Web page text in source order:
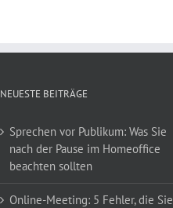
NEUESTE BEITRÄGE
Sprechen vor Publikum: Was Sie
nach der Pause im Homeoffice
beachten sollten
Online-Meeting: 5 Fehler, die Sie